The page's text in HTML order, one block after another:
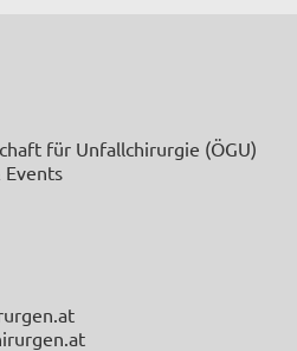
für Unfallchirurgie (ÖGU)
Events